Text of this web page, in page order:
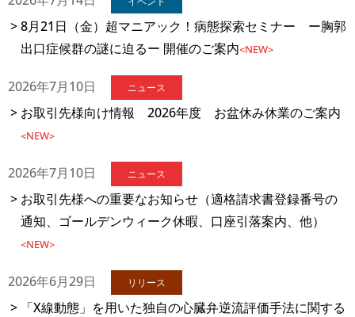
8月21日（金）超マニアック！病態探索セミナー ー胸郭
出口症候群の謎に迫るー 開催のご案内<NEW>
2026年7月10日 ニュース
お取引先様向け情報 2026年度 お盆休み休業のご案内
<NEW>
2026年7月10日 ニュース
お取引先様への重要なお知らせ（適格請求書登録番号の
通知、ゴールデンウィーク休暇、口座引落案内、他）
<NEW>
2026年6月29日 リリース
「X線動態」を用いた独自の心臓弁逆流評価手法に関する